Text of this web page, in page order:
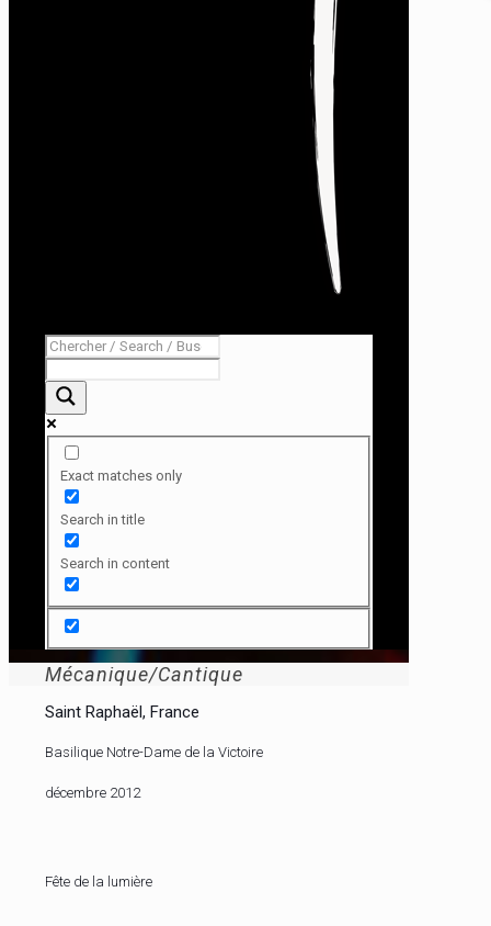
Exact matches only
Search in title
Search in content
Mécanique/Cantique
Saint Raphaël, France
Basilique Notre-Dame de la Victoire
décembre 2012
Fête de la lumière